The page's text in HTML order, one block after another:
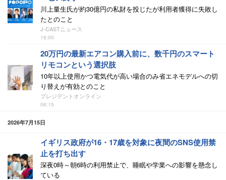
川上量生氏が約30億円の私財を投じたが利用者獲得に失敗し
たとのこと
J-CASTニュース
16:00
20万円の最新エアコン購入前に、数千円のスマート
リモコンという選択肢
10年以上使用かつ電気代が高い場合のみ省エネモデルへの切
り替えが有効とのこと
プレジデントオンライン
06:15
2026年7月15日
イギリス政府が16・17歳を対象に夜間のSNS使用禁
止を打ち出す
深夜0時～朝6時の利用禁止で、睡眠や学業への影響を懸念し
ている